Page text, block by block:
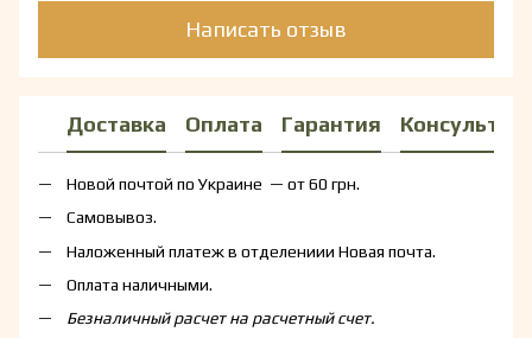
Написать отзыв
Доставка Оплата Гарантия
Новой почтой по Украине — от 60 грн.
Самовывоз.
Наложенный платеж в отделениии Новая почта.
Оплата наличными.
Безналичный расчет на расчетный счет.